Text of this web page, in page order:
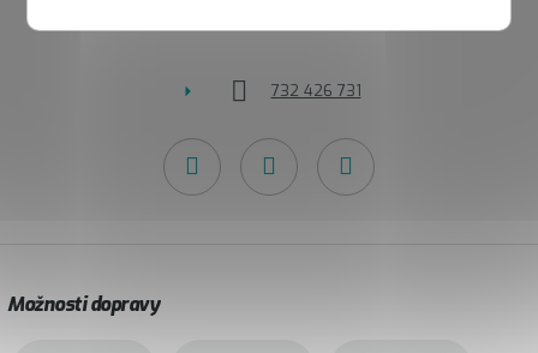
732 426 731
Možnosti dopravy